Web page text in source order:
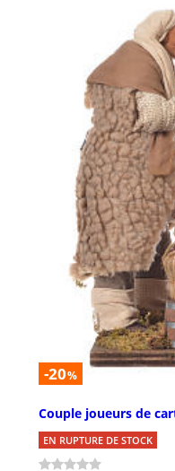
-20%
Couple joueurs de
EN RUPTURE DE STOCK